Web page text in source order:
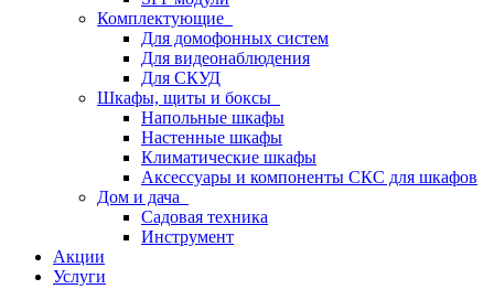
Комплектующие
Для домофонных систем
Для видеонаблюдения
Для СКУД
Шкафы, щиты и боксы
Напольные шкафы
Настенные шкафы
Климатические шкафы
Аксессуары и компоненты СКС для шкафов
Дом и дача
Садовая техника
Инструмент
Акции
Услуги